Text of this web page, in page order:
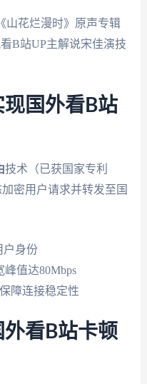
山花烂漫时》原声专辑
B站UP主解说宋佳演技
国外看B站
技术（已获国家专利
密用户请求并转发至国
户身份
值达80Mbps
障连接稳定性
看B站卡顿